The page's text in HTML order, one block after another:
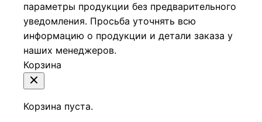
параметры продукции без предварительного
уведомления. Просьба уточнять всю
информацию о продукции и детали заказа у
наших менеджеров.
Корзина
Корзина пуста.